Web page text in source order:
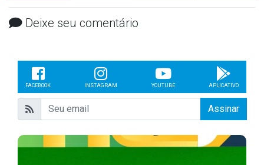
Deixe seu comentário
FACEBOOK INSTAGRAM YOUTUBE APLICATIVO
Assinar